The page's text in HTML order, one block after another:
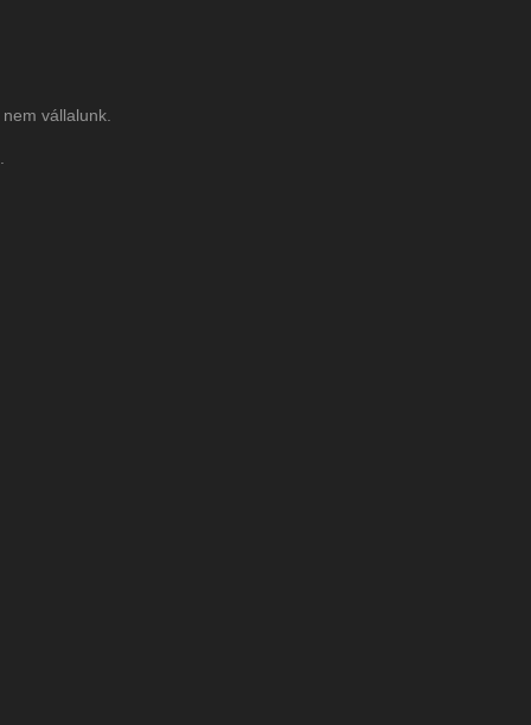
vállalunk.